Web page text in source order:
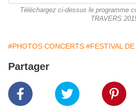
Téléchargez ci-dessus le programme
TRAVERS
#PHOTOS CONCERTS #FESTIVAL
Partager